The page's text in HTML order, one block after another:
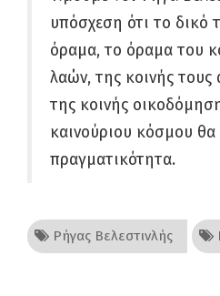
υπόσχεση ότι το δικό
όραμα, το όραμα του
λαών, της κοινής
της κοινής
καινούριου κόσμου θα
πραγματικότητα.
Ρήγας Βελεστινλής